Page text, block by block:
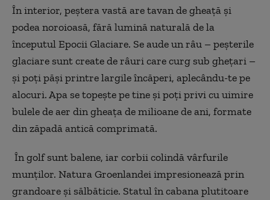
În interior, peștera vastă are tavan de gheață și
podea noroioasă, fără lumină naturală de la
începutul Epocii Glaciare. Se aude un râu – peșterile
glaciare sunt create de râuri care curg sub ghețari –
și poți păși printre largile încăperi, aplecându-te pe
alocuri. Apa se topește pe tine și poți privi cu uimire
bulele de aer din gheața de milioane de ani, formate
din zăpadă antică comprimată.
În golf sunt balene, iar corbii colindă vârfurile
munților. Natura Groenlandei impresionează prin
grandoare și sălbăticie. Statul în cabana plutitoare